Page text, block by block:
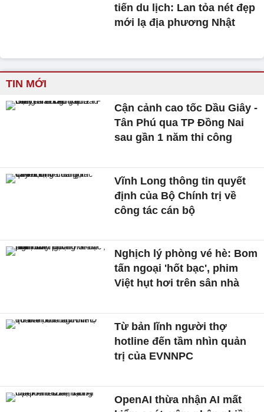
tiến du lịch: Lan tỏa nét đẹp
mới lạ địa phương Nhật
TIN MỚI
Cận cảnh cao tốc Dầu Giây -
Tân Phú qua TP Đồng Nai
sau gần 1 năm thi công
Vĩnh Long thông tin quyết
định của Bộ Chính trị về
công tác cán bộ
Nghịch lý phòng vé hè: Bom
tấn ngoại 'hốt bạc', phim
Việt hụt hơi trên sân nhà
Từ bản lĩnh người thợ
hotline đến tầm nhìn quản
trị của EVNNPC
OpenAI thừa nhận AI mất